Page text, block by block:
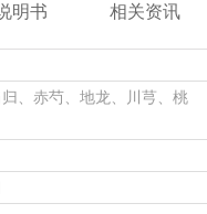
明书 相关资讯
、赤芍、地龙、川芎、桃